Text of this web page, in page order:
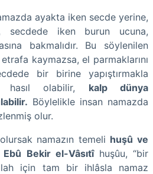
ayakta iken secde yerine,
secdede iken burun ucuna,
bakmalıdır. Bu söylenilen
kaymazsa, el parmaklarını
bir birine yapıştırmakla
hasıl olabilir, kalp dünya
Böylelikle insan namazda
olur.
namazın temeli huşû ve
Ebû Bekir el-Vâsıtî huşûu, “bir
için tam bir ihlâsla namaz